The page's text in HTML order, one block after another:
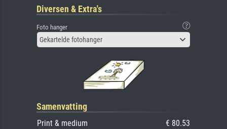
Diversen & Extra's
Foto hanger
Gekartelde fotohanger
Samenvatting
Print & medium
€ 80.53